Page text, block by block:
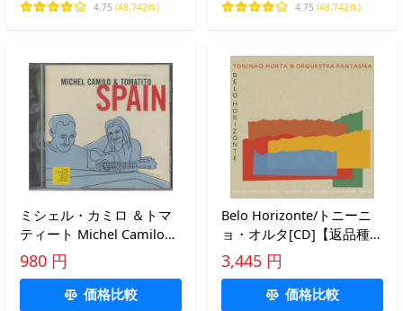
Yahoo!店
4.75 (48,742件)
Yahoo!店
4.75 (48,742件)
ミシェル・カミロ ＆トマ
ティート Michel Camilo
&amp; Tomatito ? Spain /
スペイン Spain ★中古
盤/POCJ-1487/250909
980 円
価格比較
Belo Horizonte/トニーニ
ョ・オルタ[CD]【返品種別
A】
3,445 円
価格比較